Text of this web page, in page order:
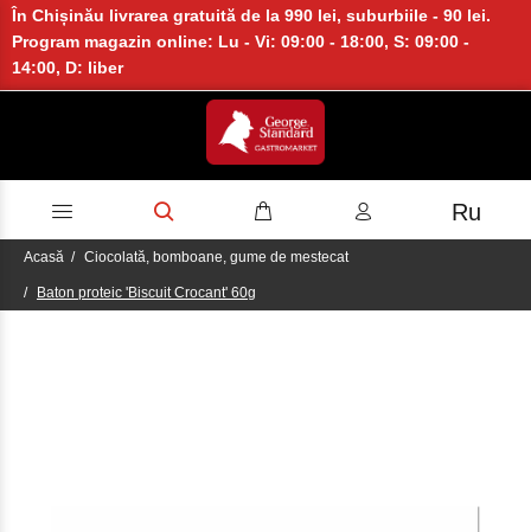
În Chișinău livrarea gratuită de la 990 lei, suburbiile - 90 lei.
Program magazin online: Lu - Vi: 09:00 - 18:00, S: 09:00 -
14:00, D: liber
Ru
Acasă Ciocolată, bomboane, gume de mestecat
Baton proteic 'Biscuit Crocant' 60g